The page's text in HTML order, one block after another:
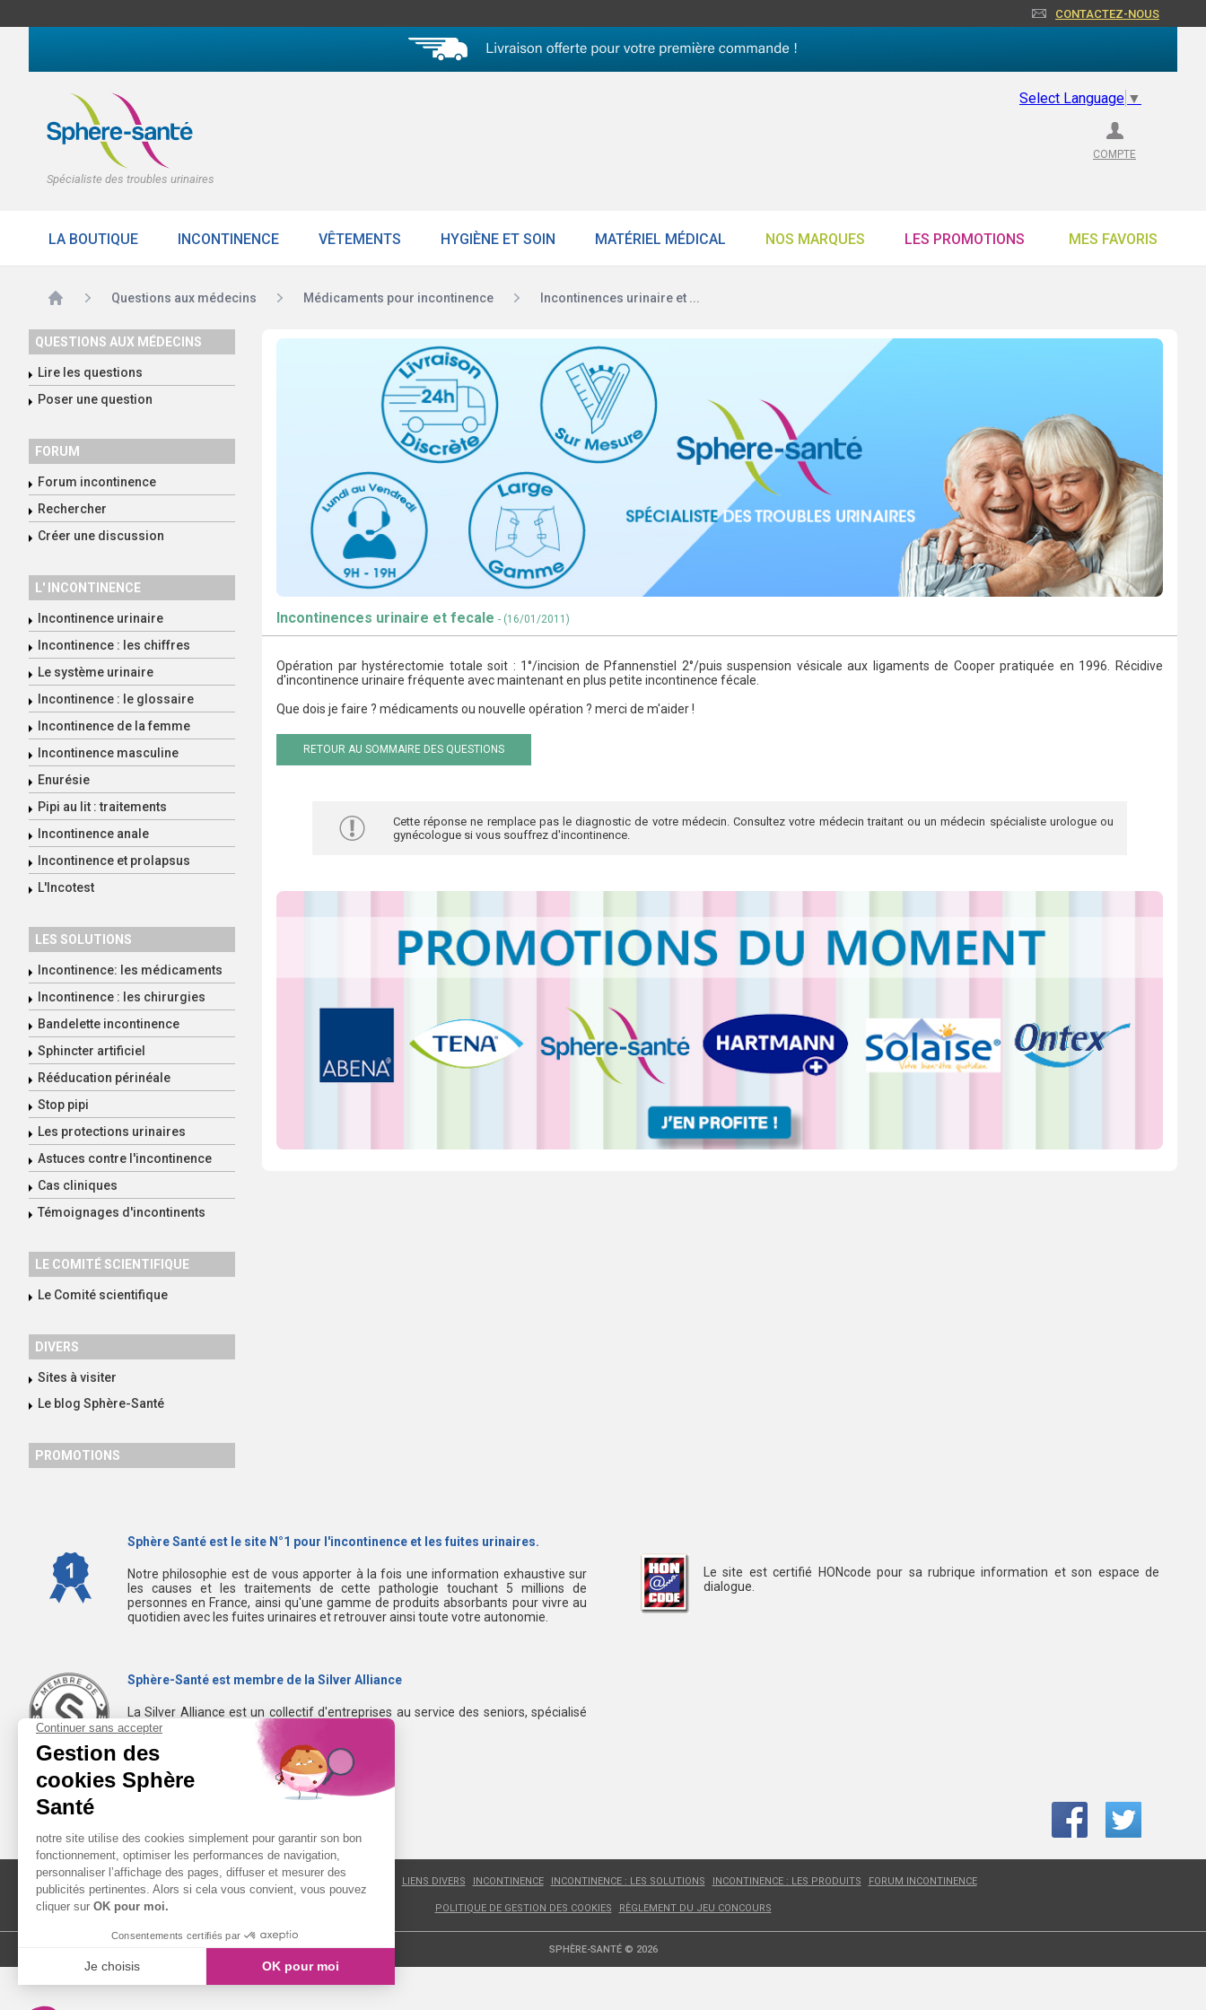
CONTACTEZ-NOUS
Spécialiste des troubles urinaires
Select Language ▼
COMPTE
LA BOUTIQUE INCONTINENCE VÊTEMENTS HYGIÈNE ET SOIN MATÉRIEL MÉDICAL NOS MARQUES LES PROMOTIONS MES FAVORIS
Accueil Questions aux médecins Médicaments pour incontinence Incontinences urinaire et ...
QUESTIONS AUX MÉDECINS
Lire les questions
Poser une question
FORUM
Forum incontinence
Rechercher
Créer une discussion
L' INCONTINENCE
Incontinence urinaire
Incontinence : les chiffres
Le système urinaire
Incontinence : le glossaire
Incontinence de la femme
Incontinence masculine
Enurésie
Pipi au lit : traitements
Incontinence anale
Incontinence et prolapsus
L'Incotest
LES SOLUTIONS
Incontinence: les médicaments
Incontinence : les chirurgies
Bandelette incontinence
Sphincter artificiel
Rééducation périnéale
Stop pipi
Les protections urinaires
Astuces contre l'incontinence
Cas cliniques
Témoignages d'incontinents
LE COMITÉ SCIENTIFIQUE
Le Comité scientifique
DIVERS
Sites à visiter
Le blog Sphère-Santé
PROMOTIONS
Incontinences urinaire et fecale - (16/01/2011)
Opération par hystérectomie totale soit : 1°/incision de Pfannenstiel 2°/puis suspension vésicale aux ligaments de Cooper pratiquée en 1996. Récidive
d'incontinence urinaire fréquente avec maintenant en plus petite incontinence fécale.
Que dois je faire ? médicaments ou nouvelle opération ? merci de m'aider !
RETOUR AU SOMMAIRE DES QUESTIONS
Cette réponse ne remplace pas le diagnostic de votre médecin. Consultez votre médecin traitant ou un médecin spécialiste urologue ou
gynécologue si vous souffrez d'incontinence.
Sphère Santé est le site N°1 pour l'incontinence et les fuites urinaires.
Notre philosophie est de vous apporter à la fois une information exhaustive sur
les causes et les traitements de cette pathologie touchant 5 millions de
personnes en France, ainsi qu'une gamme de produits absorbants pour vivre au
quotidien avec les fuites urinaires et retrouver ainsi toute votre autonomie.
Le site est certifié HONcode pour sa rubrique information et son espace de
dialogue.
Sphère-Santé est membre de la Silver Alliance
La Silver Alliance est un collectif d'entreprises au service des seniors, spécialisé
dans le bien vieillir à domicile.
Découvrez la Silver Alliance
LIENS DIVERS INCONTINENCE INCONTINENCE : LES SOLUTIONS INCONTINENCE : LES PRODUITS FORUM INCONTINENCE
POLITIQUE DE GESTION DES COOKIES RÈGLEMENT DU JEU CONCOURS
SPHÈRE-SANTÉ © 2026